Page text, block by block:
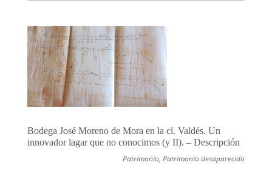
Bodega José Moreno de Mora en la cl. Valdés. Un
innovador lagar que no conocimos (y II). – Descripción
Patrimonio,Patrimonio desaparecido